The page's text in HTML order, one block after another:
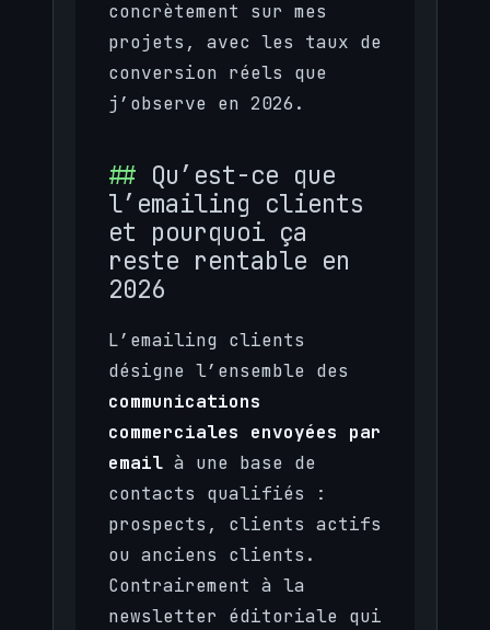
concrètement sur mes
projets, avec les taux de
conversion réels que
j’observe en 2026.
Qu’est-ce que
l’emailing clients
et pourquoi ça
reste rentable en
2026
L’emailing clients
désigne l’ensemble des
communications
commerciales envoyées par
email à une base de
contacts qualifiés :
prospects, clients actifs
ou anciens clients.
Contrairement à la
newsletter éditoriale qui